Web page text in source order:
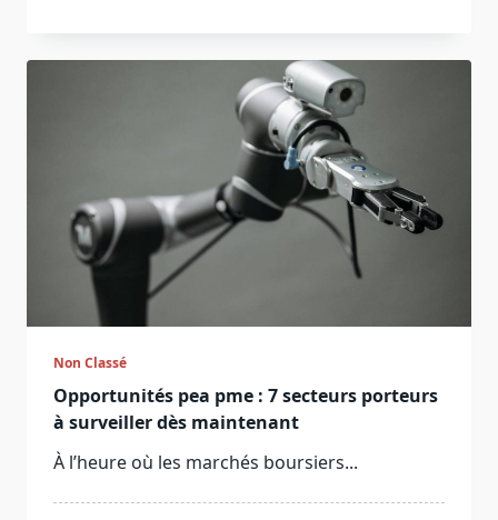
Non Classé
Opportunités pea pme : 7 secteurs porteurs
à surveiller dès maintenant
À l’heure où les marchés boursiers...